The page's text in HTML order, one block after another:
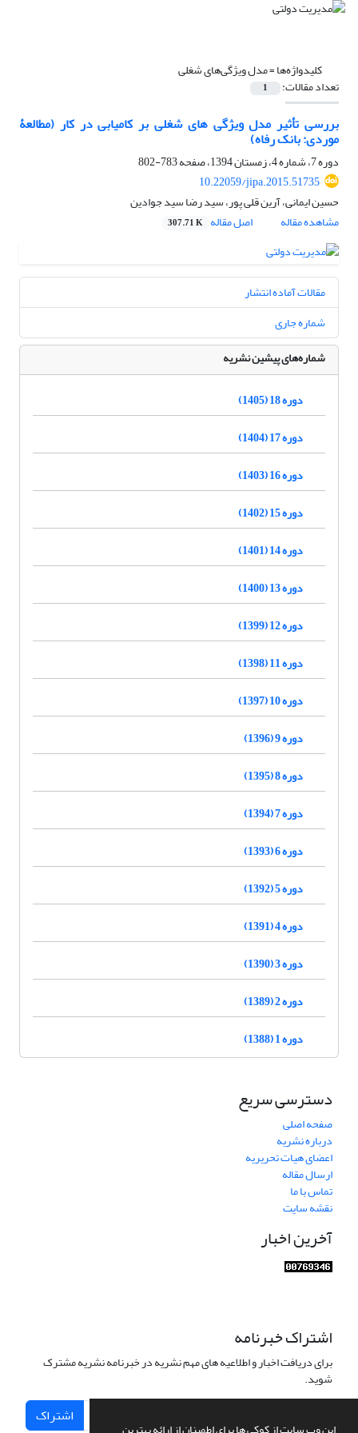
کلیدواژه‌ها =مدل ویژگی‌های شغلی
تعداد مقالات: 1
بررسی تأثیر مدل ویژگی‏ های شغلی بر کامیابی در کار (مطالعۀ
موردی: بانک رفاه)
دوره 7، شماره 4، زمستان 1394، صفحه
783-802
10.22059/jipa.2015.51735
حسین ایمانی، آرین قلی پور، سید رضا سید جوادین
مشاهده مقاله
اصل مقاله 307.71 K
مقالات آماده انتشار
شماره جاری
شماره‌های پیشین نشریه
دوره 18 (1405)
دوره 17 (1404)
دوره 16 (1403)
دوره 15 (1402)
دوره 14 (1401)
دوره 13 (1400)
دوره 12 (1399)
دوره 11 (1398)
دوره 10 (1397)
دوره 9 (1396)
دوره 8 (1395)
دوره 7 (1394)
دوره 6 (1393)
دوره 5 (1392)
دوره 4 (1391)
دوره 3 (1390)
دوره 2 (1389)
دوره 1 (1388)
دسترسی سریع
صفحه اصلی
درباره نشریه
اعضای هیات تحریریه
ارسال مقاله
تماس با ما
نقشه سایت
آخرین اخبار
اشتراک خبرنامه
برای دریافت اخبار و اطلاعیه های مهم نشریه در خبرنامه نشریه مشترک
شوید.
اشتراک